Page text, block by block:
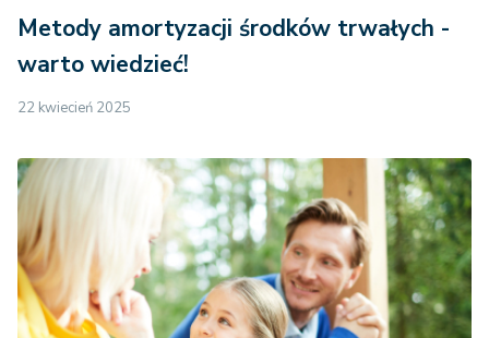
Metody amortyzacji środków trwałych -
warto wiedzieć!
22 kwiecień 2025